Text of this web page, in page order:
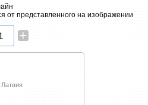
от представленного на изображении
+